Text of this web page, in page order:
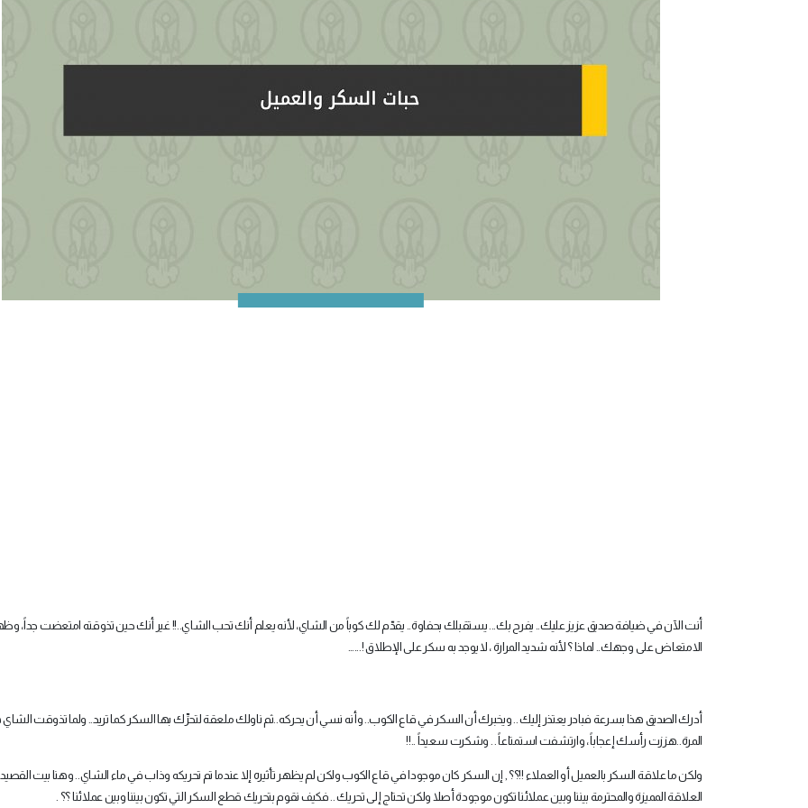
أنت الآن في ضيافة صديق عزيز عليك.. يفرح بك... يستقبلك بحفاوة.. يقدّم لك كوباً من الشاي، لأنه يعلم أنك تحب الشاي..!! غير أنك حين تذوقته امتعضت جداً،
الامتعاض على وجهك.. لماذا ؟ لأنه شديد المرارة ، لا يوجد به سكر على الإطلاق !...…
أدرك الصديق هذا بسرعة فبادر يعتذر إليك .. ويخبرك أن السكر في قاع الكوب.. وأنه نسي أن يحركه..ثم ناولك ملعقة لتحرِّك بها السكر كما تريد.. ولما تذوقت
المرة..هززت رأسك إعجاباً ، وارتشفت استمتاعاً . . وشكرت سعيداً ..!!
ولكن ما علاقة السكر بالعميل أو العملاء !!؟؟ , إن السكر كان موجودا في قاع الكوب ولكن لم يظهر تأثيره إلا عندما تم تحريكه وذاب في ماء الشاي.. وهنا بيت
العلاقة المميزة والمحترمة بيننا وبين عملائنا تكون موجودة أصلا ولكن تحتاج إلى تحريك .. فكيف نقوم بتحريك قطع السكر التي تكون بيننا وبين عملائنا ؟؟ .